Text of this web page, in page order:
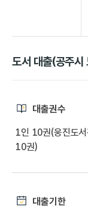
도서 대출(공주시
대출권수
1인 10권(웅진도
10권)
대출기한